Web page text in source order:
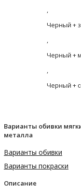
,
Черный +
,
Черный +
,
Черный +
Варианты обивки
металла
Варианты обивки
Варианты покраски
Описание